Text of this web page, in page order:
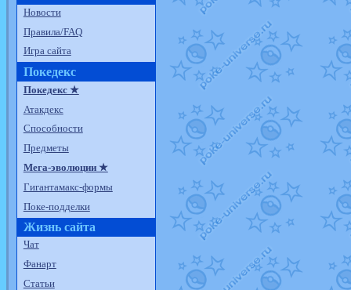
Новости
Правила/FAQ
Игра сайта
Покедекс
Покедекс ★
Атакдекс
Способности
Предметы
Мега-эволюции ★
Гигантамакс-формы
Поке-подделки
Жизнь сайта
Чат
Фанарт
Статьи